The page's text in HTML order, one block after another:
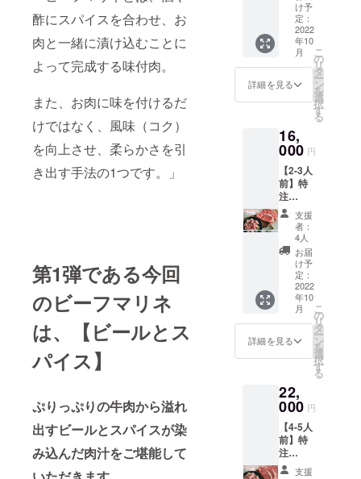
酢にスパイスを合わせ、お
肉と一緒に漬け込むことに
よって完成する味付肉。
また、お肉に味を付けるだ
けではなく、風味（コク）
を向上させ、柔らかさを引
き出す手法の1つです。」
第1弾である今回
のビーフマリネ
は、【ビールとス
パイス】
ぷりっぷりの牛肉から溢れ
出すビールとスパイスが染
み込んだ肉汁をご堪能して
りの牛
肉に溢
れ出す
ビール
とスパ
イスが
染み込
さい。
お届け
予定
10月予
定
10000
TOMMY
BEEFの
ビーフ
マリネ
【ビー
ル】 １
５０
・しろ
いし牛
厚切り
サーロ
インス
テーキ
３００
g 1枚
・ＴＯ
ＭＭＹ
ＢＥＥ
Ｆ自家
製 6種
のハー
ブソル
ト１０
０g ・
ド オ
リジナ
ルレシ
ピ動画
・希少
部位45
部位記
け予
定：
2022
年10
月
詳細を見る
こ
の
リ
タ
ー
ン
を
選
択
す
る
16,
000 円
【2-3人
前】特
注
TOMMY
BEEF
BBQ
セット
16000
TOMMY
BEEFの
ビーフ
マリネ
【ビー
ル】
150ｇを
しろい
し牛厚
切り
サーロ
インス
テーキ
300ｇを
支援
者：
4人
お届
け予
定：
2022
年10
月
詳細を見る
こ
の
リ
タ
ー
ン
を
選
択
す
る
22,
000 円
【4-5人
前】特
注
TOMMY
支援